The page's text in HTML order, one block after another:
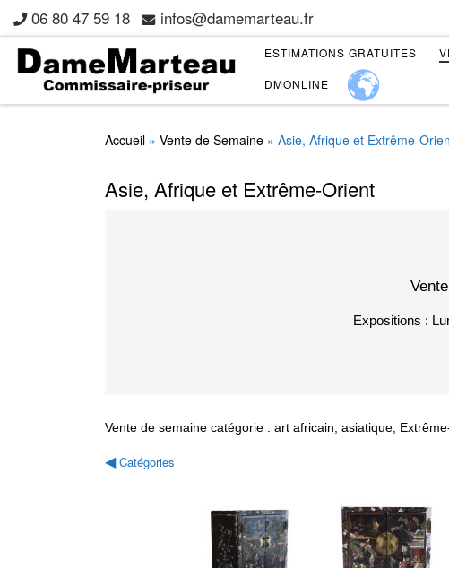
Skip to content
06 80 47 59 18 infos@damemarteau.fr
ESTIMATIONS GRATUITES
DMONLINE
Accueil » Vente de Semaine » Asie, Afrique et Extrême-
Asie, Afrique et Extrême-Orient
Expositions :
Vente de semaine catégorie : art africain, asiatique,
◀ Catégories